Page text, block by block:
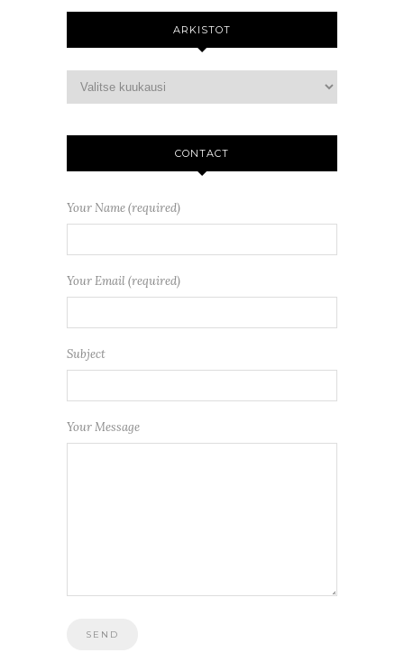
ARKISTOT
CONTACT
Your Name (required)
Your Email (required)
Subject
Your Message